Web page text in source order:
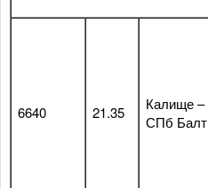
6640 21.35
Калище –
СПб Балт